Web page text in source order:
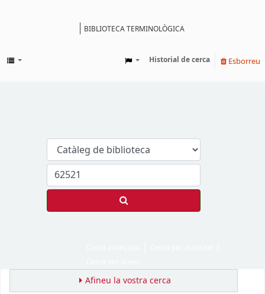
BIBLIOTECA TERMINOLÒGICA
Historial de cerca Esborreu
Afineu la vostra cerca